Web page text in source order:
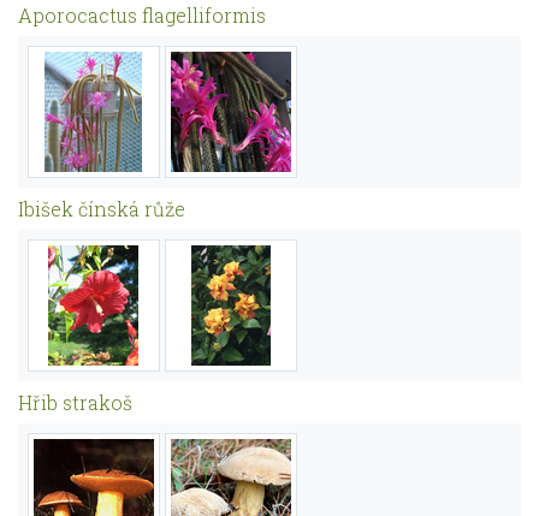
Aporocactus flagelliformis
Ibišek čínská růže
Hřib strakoš